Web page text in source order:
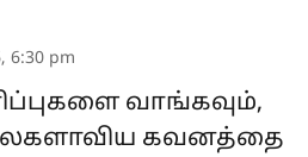
6:30 pm
வாங்கவும்,
கவனத்தை